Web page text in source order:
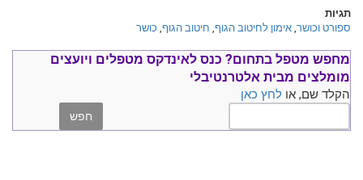
תגיות
ספורט וכושר, אימון לחיטוב הגוף, חיטוב הגוף, כושר
מחפש מטפל בתחום? כנס לאינדקס מטפלים ויועצים
מומלצים מבית אלטרנטיבלי
הקלד שם, או לחץ כאן